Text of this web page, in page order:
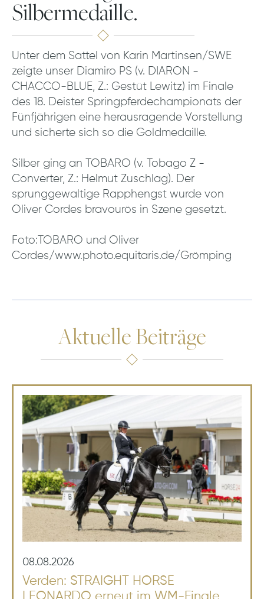
Silbermedaille.
Unter dem Sattel von Karin Martinsen/SWE
zeigte unser Diamiro PS (v. DIARON -
CHACCO-BLUE, Z.: Gestüt Lewitz) im Finale
des 18. Deister Springpferdechampionats der
Fünfjährigen eine herausragende Vorstellung
und sicherte sich so die Goldmedaille.
Silber ging an TOBARO (v. Tobago Z -
Converter, Z.: Helmut Zuschlag). Der
sprunggewaltige Rapphengst wurde von
Oliver Cordes bravourös in Szene gesetzt.
Foto:TOBARO und Oliver
Cordes/www.photo.equitaris.de/Grömping
Aktuelle Beiträge
08.08.2026
Verden: STRAIGHT HORSE